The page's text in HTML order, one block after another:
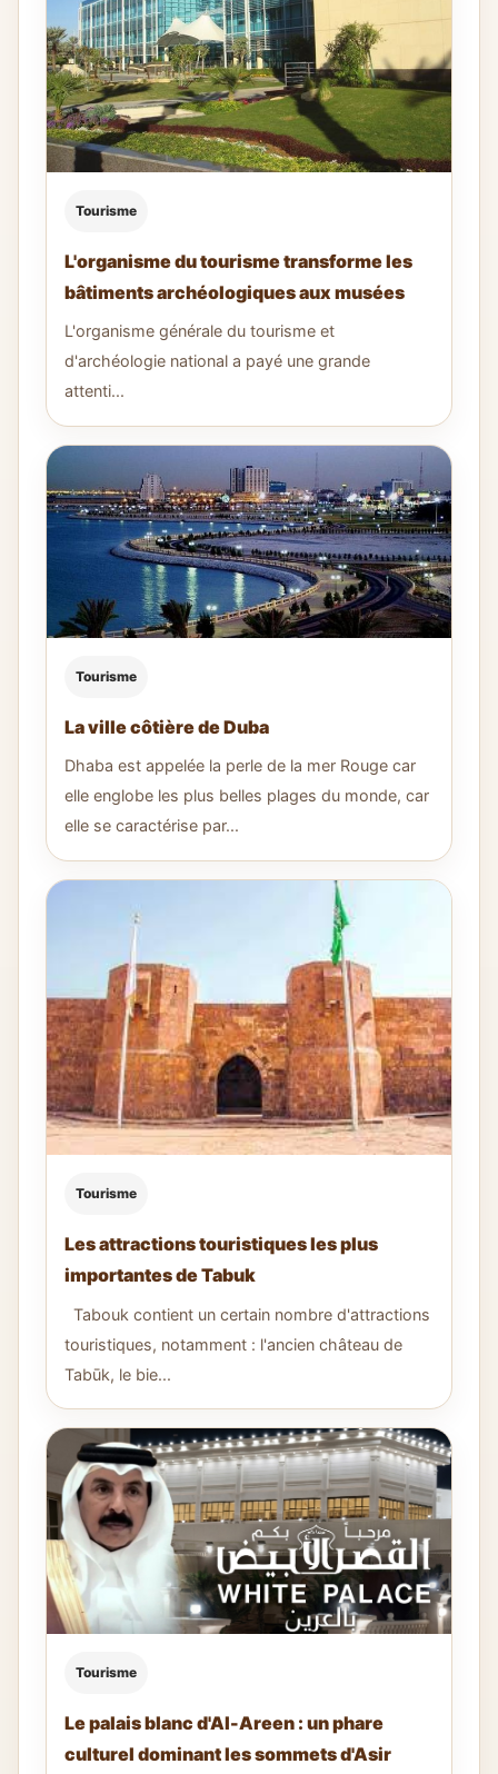
Tourisme
L'organisme du tourisme transforme les
bâtiments archéologiques aux musées
L'organisme générale du tourisme et
d'archéologie national a payé une grande
attenti...
Tourisme
La ville côtière de Duba
Dhaba est appelée la perle de la mer Rouge car
elle englobe les plus belles plages du monde, car
elle se caractérise par...
Tourisme
Les attractions touristiques les plus
importantes de Tabuk
Tabouk contient un certain nombre d'attractions
touristiques, notamment : l'ancien château de
Tabūk, le bie...
Tourisme
Le palais blanc d'Al-Areen : un phare
culturel dominant les sommets d'Asir